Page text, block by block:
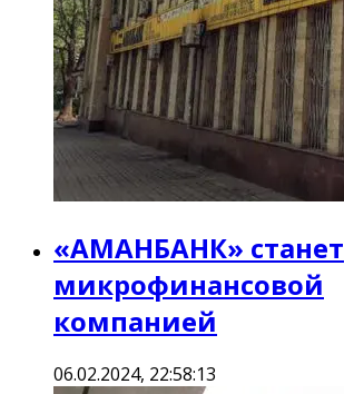
«АМАНБАНК» станет
микрофинансовой
компанией
06.02.2024, 22:58:13